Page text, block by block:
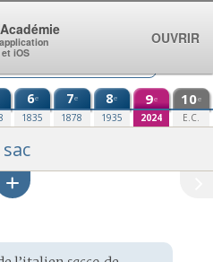
6e
1835
7e
1878
8e
1935
9e
2024
10e
E.C.
sac
iOS
OUVRIR